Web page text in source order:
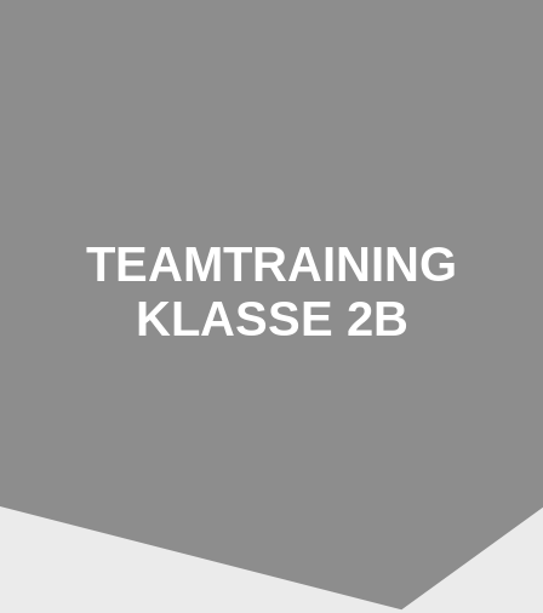
TEAMTRAINING
KLASSE 2B